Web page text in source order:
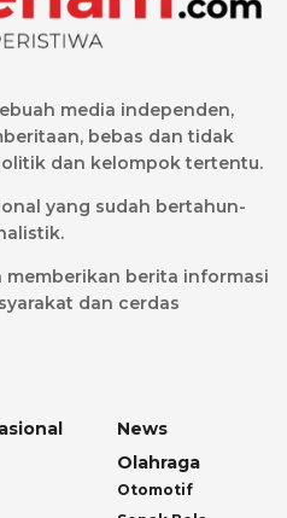
media independen,
bebas dan tidak
dan kelompok tertentu.
yang sudah bertahun-
memberikan berita informasi
dan cerdas
News
Olahraga
Otomotif